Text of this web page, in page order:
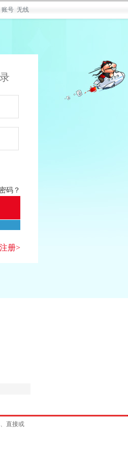
账号 无线
码？
册>
直接或